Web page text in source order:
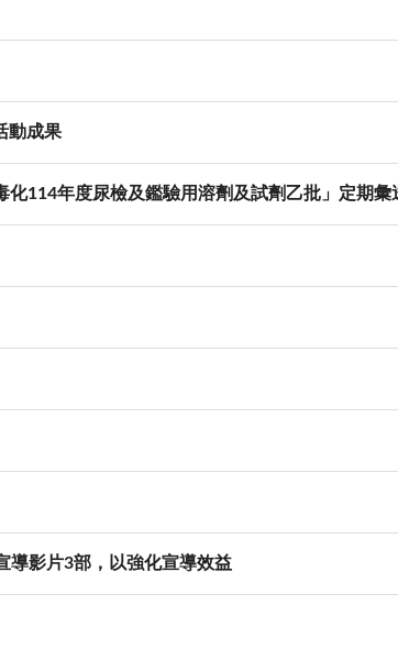
動成果
114年度尿檢及鑑驗用溶劑及試劑乙批」定期彙
導影片3部，以強化宣導效益